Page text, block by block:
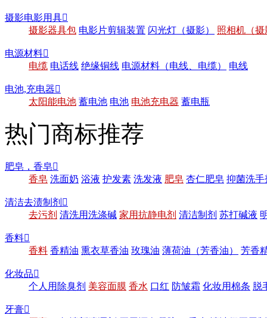
摄影电影用具
摄影器具包 电影片剪辑装置 闪光灯（摄影） 照相机（摄
电源材料
电缆 电话线 绝缘铜线 电源材料（电线、电缆） 电线
电池,充电器
太阳能电池 蓄电池 电池 电池充电器 蓄电瓶
热门商标推荐
肥皂，香皂
香皂 洗面奶 浴液 护发素 洗发液 肥皂 杏仁肥皂 抑菌洗手
清洁去渍制剂 
去污剂 清洗用洗涤碱 家用抗静电剂 清洁制剂 苏打碱液
香料
香料 香精油 熏衣草香油 玫瑰油 薄荷油（芳香油） 芳香
化妆品
个人用除臭剂 美容面膜 香水 口红 防皱霜 化妆用棉条 脱
牙膏